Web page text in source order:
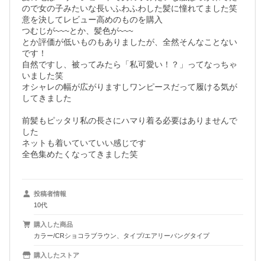
ので女の子みたいな長いふわふわした髪に憧れてました笑
意を決してレビュー高めのものを購入
つむじが~~~とか、髪色が~~~
とか評価が低いものもありましたが、全然そんなことない
です！
自然ですし、被ってみたら「私可愛い！？」ってなっちゃ
いました笑
オシャレの幅が広がりますしワンピースだって履ける気が
してきました
前髪もピッタリ私の長さにハマり着る必要はありませんで
した
ネットも着いていていい感じです
全色集めたくなってきました笑
投稿者情報
10代
購入した商品
カラー/CRショコラブラウン、タイプ/エアリーバングタイプ
購入したストア